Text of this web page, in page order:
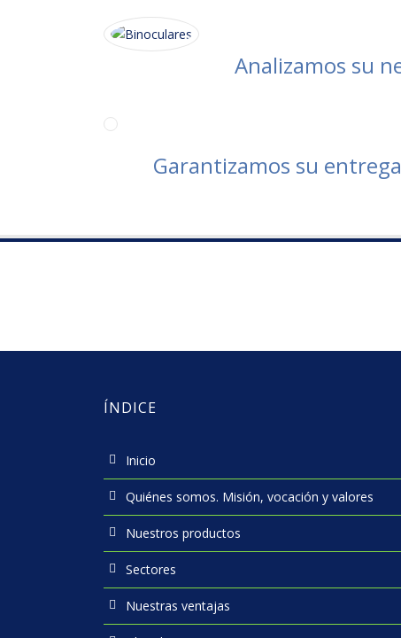
Analizamos su
Garantizamos su entrega
ÍNDICE
Inicio
Quiénes somos. Misión, vocación y valores
Nuestros productos
Sectores
Nuestras ventajas